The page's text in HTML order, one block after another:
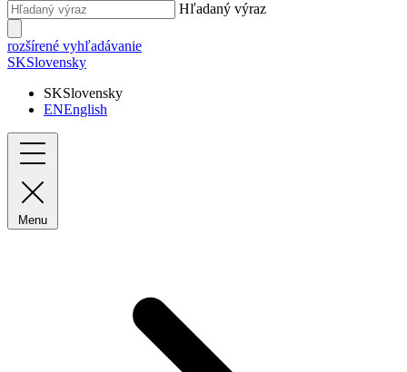
Hľadaný výraz
rozšírené vyhľadávanie
SKSlovensky
SKSlovensky
ENEnglish
Menu